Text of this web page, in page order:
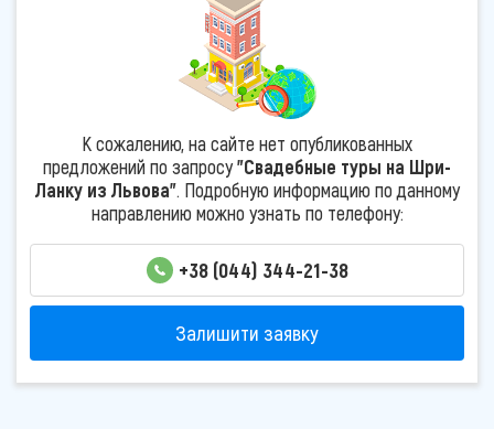
К сожалению, на сайте нет опубликованных
предложений по запросу"Свадебные туры на Шри-
Ланку из Львова". Подробную информацию по данному
направлению можно узнать по телефону:
+38 (044) 344-21-38
Залишити заявку